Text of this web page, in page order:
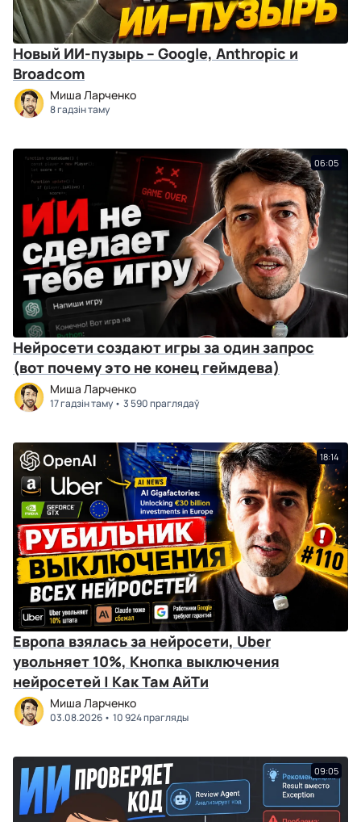
Новый ИИ-пузырь – Google, Anthropic и
Broadcom
Миша Ларченко
8 гадзін таму
06:05
Нейросети создают игры за один запрос
(вот почему это не конец геймдева)
Миша Ларченко
17 гадзін таму 3 590 праглядаў
18:14
Европа взялась за нейросети, Uber
увольняет 10%, Кнопка выключения
нейросетей | Как Там АйТи
Миша Ларченко
03.08.2026 10 924 прагляды
09:05